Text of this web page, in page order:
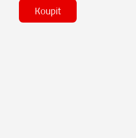
Koupit